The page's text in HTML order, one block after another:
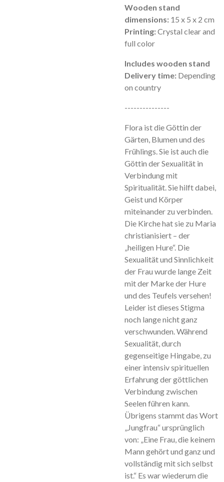
Wooden stand
dimensions: 15 x 5 x 2 cm
Printing:Crystal clear and
full color
Includes wooden stand
Delivery time: Depending
on country
---------------
Flora ist die Göttin der
Gärten, Blumen und des
Frühlings. Sie ist auch die
Göttin der Sexualität in
Verbindung mit
Spiritualität. Sie hilft dabei,
Geist und Körper
miteinander zu verbinden.
Die Kirche hat sie zu Maria
christianisiert – der
„heiligen Hure“. Die
Sexualität und Sinnlichkeit
der Frau wurde lange Zeit
mit der Marke der Hure
und des Teufels versehen!
Leider ist dieses Stigma
noch lange nicht ganz
verschwunden. Während
Sexualität, durch
gegenseitige Hingabe, zu
einer intensiv spirituellen
Erfahrung der göttlichen
Verbindung zwischen
Seelen führen kann.
Übrigens stammt das Wort
„Jungfrau“ ursprünglich
von: „Eine Frau, die keinem
Mann gehört und ganz und
vollständig mit sich selbst
ist.“ Es war wiederum die